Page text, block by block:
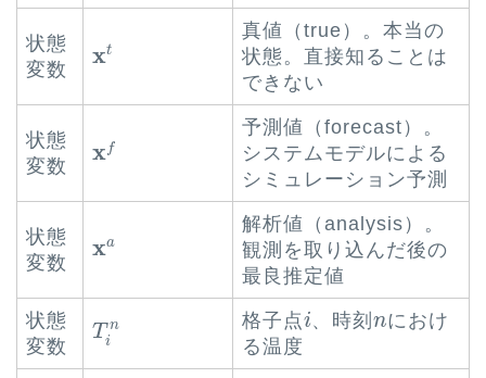
状態
変数
xt
t
真値（true）。本当の
状態。直接知ることは
できない
状態
変数
x f
f
予測値（forecast）。
システムモデルによる
シミュレーション予測
状態
変数
xa
xa
解析値（analysis）。
観測を取り込んだ後の
最良推定値
状態
変数
T n
i
Tin 格子点i
i 、時刻 n
nにおけ
る温度